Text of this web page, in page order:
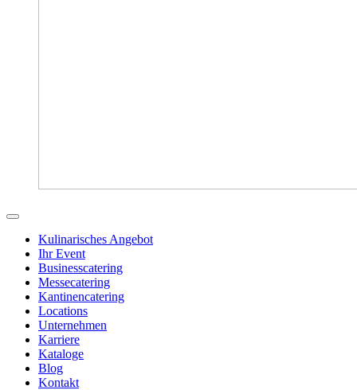
Kulinarisches Angebot
Ihr Event
Businesscatering
Messecatering
Kantinencatering
Locations
Unternehmen
Karriere
Kataloge
Blog
Kontakt